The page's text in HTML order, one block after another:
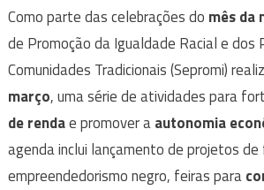
Como parte das celebrações do mês da
de Promoção da Igualdade Racial e dos
Comunidades Tradicionais (Sepromi)
março, uma série de atividades para
de rendae promover aautonomia
agenda inclui lançamento de projetos
empreendedorismo negro, feiras para